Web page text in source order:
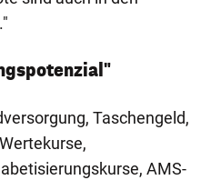
Taschengeld,
AMS-